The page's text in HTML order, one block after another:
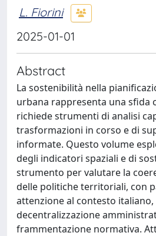
L. Fiorini
2025-01-01
Abstract
La sostenibilità nella
urbana rappresenta una sfida
richiede strumenti di analisi
trasformazioni in corso e di
informate. Questo volume
degli indicatori spaziali e di
strumento per valutare la
delle politiche territoriali, con
attenzione al contesto
decentralizzazione
frammentazione normativa.